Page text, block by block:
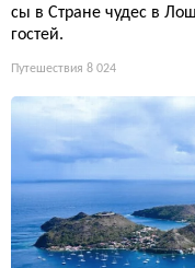
сы в Стране чудес в
гостей.
Путешествия 8 024